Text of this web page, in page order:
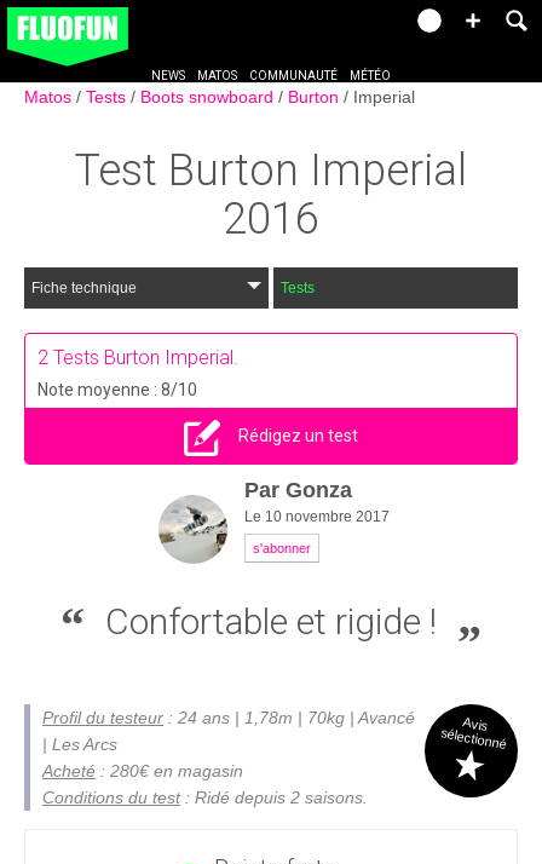
NEWS MATOS COMMUNAUTÉ MÉTÉO
Matos Tests Boots snowboard Burton Imperial
Test Burton Imperial
2016
Fiche technique Tests
2 Tests Burton Imperial.
Note moyenne : 8/10
Rédigez un test
Par Gonza
Le 10 novembre 2017
s'abonner
Confortable et rigide !
Avis
sélectionné
Profil du testeur : 24 ans | 1,78m | 70kg | Avancé
| Les Arcs
Acheté : 280€ en magasin
Conditions du test: Ridé depuis 2 saisons.